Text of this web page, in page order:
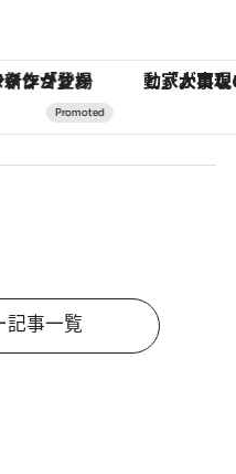
「大事なのは地域の意識を変えること」。ロレックス賞受賞の自然保護活動家が実現させたナイジェリアの自然環境の復活 【銀座で出合う最旬美容】美髪ケアや上質
記事一覧